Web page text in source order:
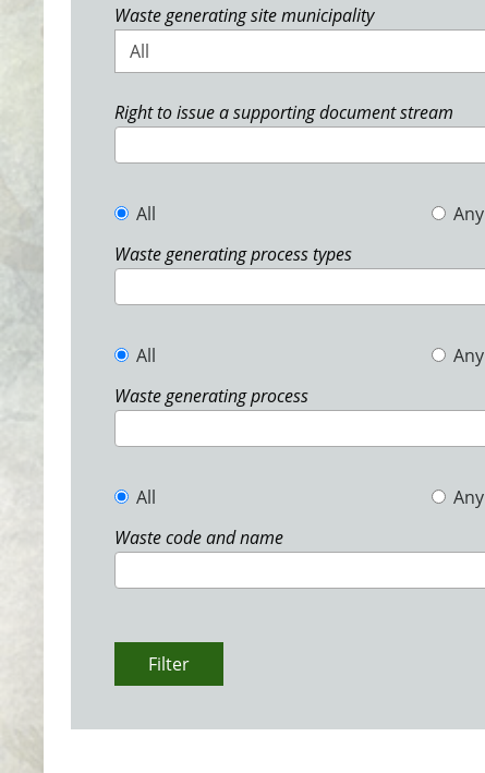
Waste generating site municipality
All
Right to issue a supporting document stream
All
Any
Waste generating process types
All
Any
Waste generating process
All
Any
Waste code and name
Filter